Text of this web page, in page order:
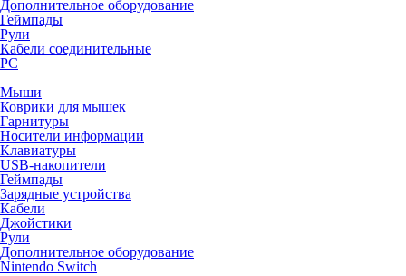
Дополнительное оборудование
Геймпады
Рули
Кабели соединительные
PC
Мыши
Коврики для мышек
Гарнитуры
Носители информации
Клавиатуры
USB-накопители
Геймпады
Зарядные устройства
Кабели
Джойстики
Рули
Дополнительное оборудование
Nintendo Switch